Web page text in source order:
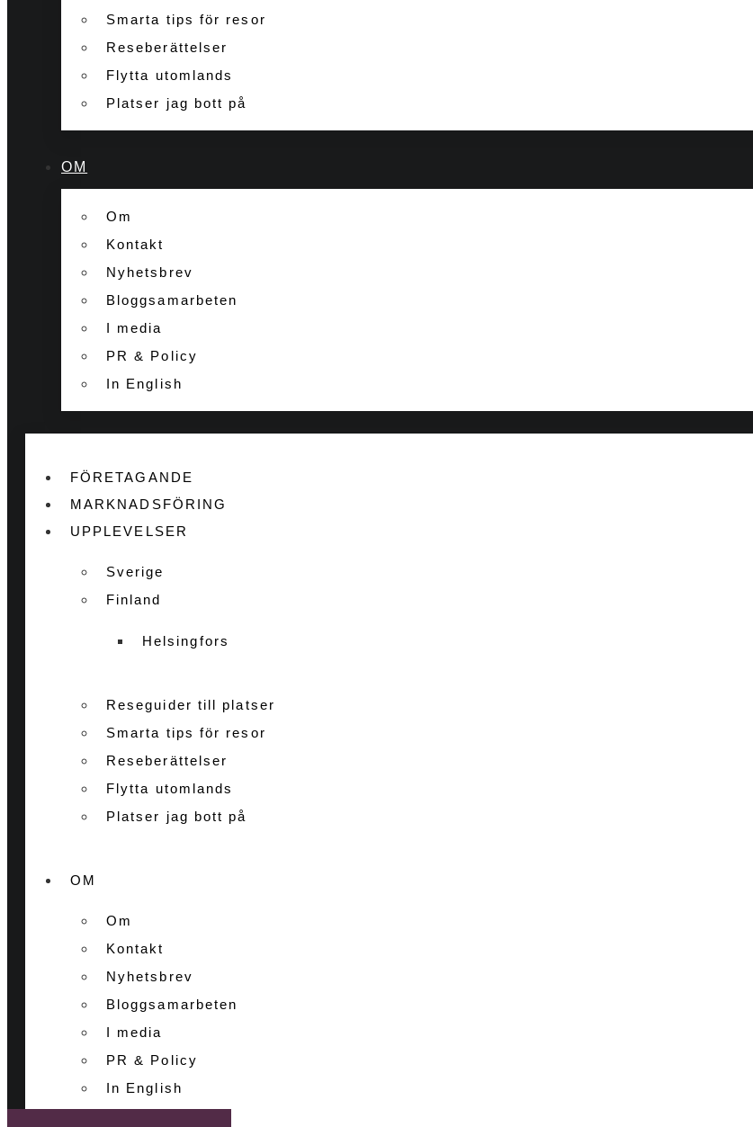
Smarta tips för resor
Reseberättelser
Flytta utomlands
Platser jag bott på
OM
Om
Kontakt
Nyhetsbrev
Bloggsamarbeten
I media
PR & Policy
In English
FÖRETAGANDE
MARKNADSFÖRING
UPPLEVELSER
Sverige
Finland
Helsingfors
Reseguider till platser
Smarta tips för resor
Reseberättelser
Flytta utomlands
Platser jag bott på
OM
Om
Kontakt
Nyhetsbrev
Bloggsamarbeten
I media
PR & Policy
In English